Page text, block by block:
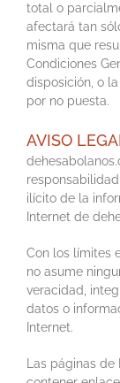
total o
afectará tan
misma que
Condiciones
disposición, o
por no puesta.
AVISO
ilícito de la
Internet de
Con los límites
no asume
veracidad,
datos o
Internet.
Las páginas